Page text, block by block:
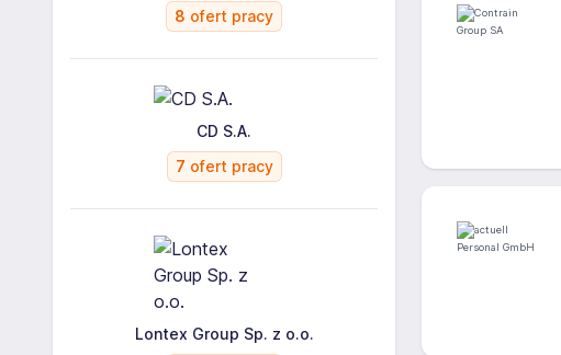
8 ofert pracy
CD S.A.
7 ofert pracy
Lontex Group Sp. z o.o.